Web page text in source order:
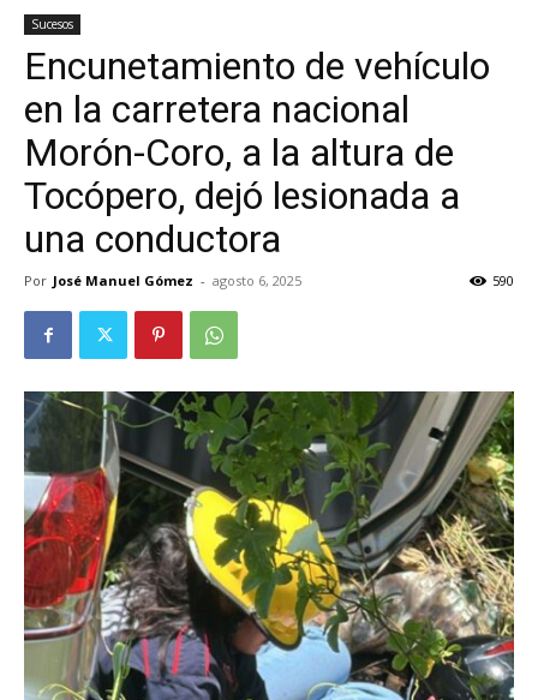
Sucesos
Encunetamiento de vehículo
en la carretera nacional
Morón-Coro, a la altura de
Tocópero, dejó lesionada a
una conductora
Por José Manuel Gómez - agosto 6, 2025 590